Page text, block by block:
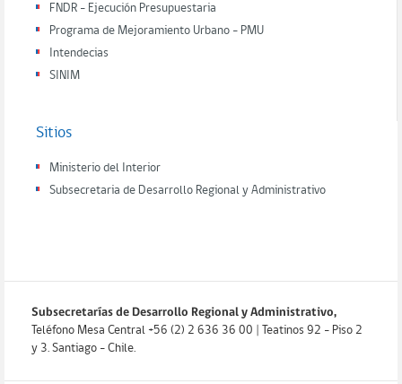
FNDR - Ejecución Presupuestaria
Programa de Mejoramiento Urbano - PMU
Intendecias
SINIM
Sitios
Ministerio del Interior
Subsecretaria de Desarrollo Regional y Administrativo
Subsecretarías de Desarrollo Regional y Administrativo,
Teléfono Mesa Central +56 (2) 2 636 36 00 | Teatinos 92 - Piso 2
y 3. Santiago - Chile.